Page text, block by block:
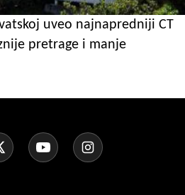
uveo najnapredniji CT
pretrage i manje